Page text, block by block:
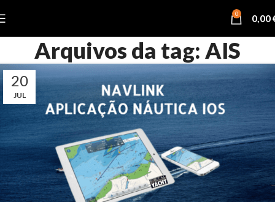
0 0,00
Arquivos da tag: AIS
20
JUL